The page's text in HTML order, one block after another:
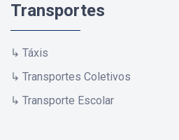
Transportes
↳ Táxis
↳ Transportes Coletivos
↳ Transporte Escolar